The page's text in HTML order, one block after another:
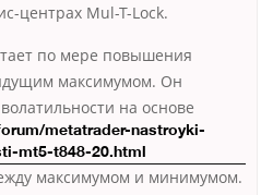
центрах Mul-T-Lock.
по мере повышения
максимумом. Он
metatrader-nastroyki-
mt5-t848-20.html
на основе
максимумом и минимумом.